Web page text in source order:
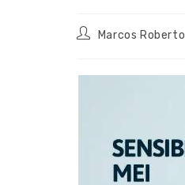
Marcos Roberto